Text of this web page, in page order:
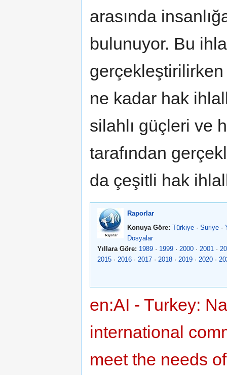
arasında
bulunuyor. Bu
ne kadar hak
silahlı güçleri ve
tarafından
da çeşitli hak
Raporlar
Konuya Göre: Türkiye· Suriye·
Dosyalar
Yıllara Göre: 1989 · 1999 · 2000 · 2001 ·
2015 · 2016 · 2017 · 2018 · 2019 · 2020 ·
en:AI - Turkey:
international
meet the needs